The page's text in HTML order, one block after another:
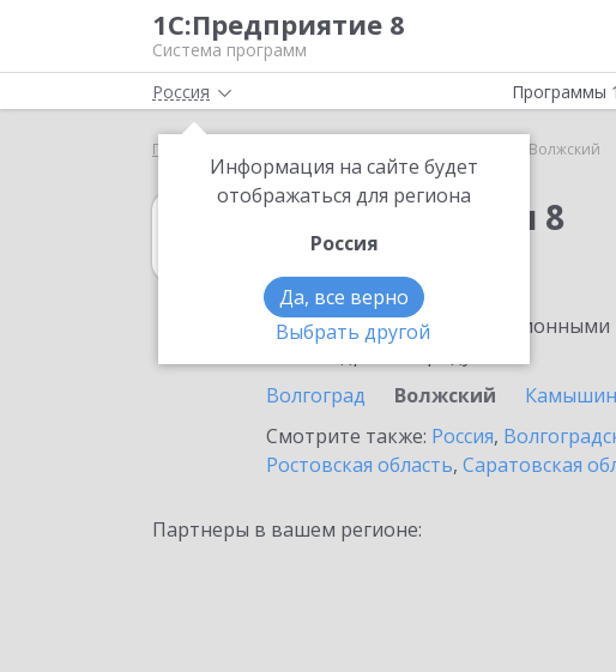
1С:Предприятие 8
Система программ
Россия
Информация на сайте будет
отображаться для региона
Россия
Да, все верно
Выбрать другой
Программы
Главная Волжский
1С:Бухгалтерия 8
в Волжском
Ознакомьтесь с
Волгоград
Волжский Камышин
Смотрите также: Россия,
Ростовская область, Саратовская
Партнеры в вашем регионе: